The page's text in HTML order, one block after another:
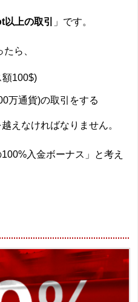
上の取引 」です。
ら、
額100$)
万通貨)の取引をする
えなければなりません。
入金ボーナス」と考え